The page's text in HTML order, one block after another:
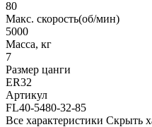
80
Макс. скорость(об/мин)
5000
Масса, кг
7
Размер цанги
ER32
Артикул
FL40-5480-32-85
Все характеристики Скрыть